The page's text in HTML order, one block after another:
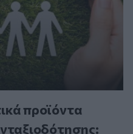
προϊόντα